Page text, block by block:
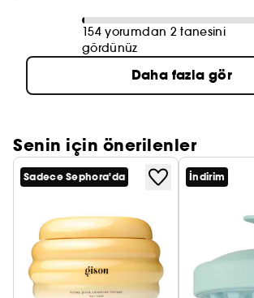
154 yorumdan 2 tanesini
gördünüz
Daha fazla gör
Senin için önerilenler
Sadece Sephora'da İndirim